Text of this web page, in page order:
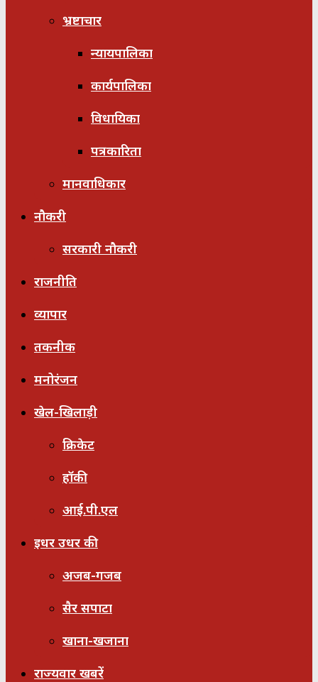
भ्रष्टाचार
न्यायपालिका
कार्यपालिका
विधायिका
पत्रकारिता
मानवाधिकार
नौकरी
सरकारी नौकरी
राजनीति
व्यापार
तकनीक
मनोरंजन
खेल-खिलाड़ी
क्रिकेट
हॉकी
आई.पी.एल
इधर उधर की
अजब-गजब
सैर सपाटा
खाना-खजाना
राज्यवार खबरें